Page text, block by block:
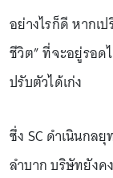
อย่างไรก็ดี หากเ
ชีวิต” ที่จะอยู่รอด
ปรับตัวได้เก่ง
ซึ่ง SC ดำเนินกล
ลำบาก บริษัทยังค